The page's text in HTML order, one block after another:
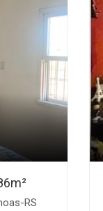
RS